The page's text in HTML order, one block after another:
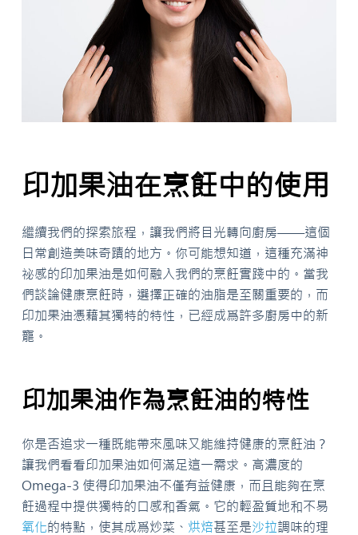
印加果油在烹飪中的使用
繼續我們的探索旅程，讓我們將目光轉向廚房——這個
日常創造美味奇蹟的地方。你可能想知道，這種充滿神
祕感的印加果油是如何融入我們的烹飪實踐中的。當我
們談論健康烹飪時，選擇正確的油脂是至關重要的，而
印加果油憑藉其獨特的特性，已經成爲許多廚房中的新
寵。
印加果油作為烹飪油的特性
你是否追求一種既能帶來風味又能維持健康的烹飪油？
讓我們看看印加果油如何滿足這一需求。高濃度的
Omega-3 使得印加果油不僅有益健康，而且能夠在烹
飪過程中提供獨特的口感和香氣。它的輕盈質地和不易
氧化的特點，使其成爲炒菜、 烘焙甚至是沙拉調味的理